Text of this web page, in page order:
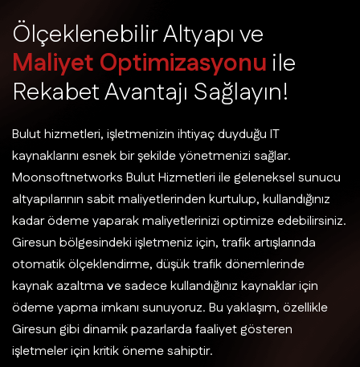
ÖlçeklenebilirAltyapıve
Maliyet Optimizasyonu ile
RekabetAvantajı Sağlayın!
Bulut hizmetleri, işletmenizin ihtiyaç duyduğu IT
kaynaklarını esnek bir şekilde yönetmenizi sağlar.
Moonsoftnetworks Bulut Hizmetleri ile geleneksel sunucu
altyapılarının sabit maliyetlerinden kurtulup, kullandığınız
kadar ödeme yaparak maliyetlerinizi optimize edebilirsiniz.
Giresun bölgesindeki işletmeniz için, trafik artışlarında
otomatik ölçeklendirme, düşük trafik dönemlerinde
kaynak azaltma ve sadece kullandığınız kaynaklar için
ödeme yapma imkanı sunuyoruz. Bu yaklaşım, özellikle
Giresun gibi dinamik pazarlarda faaliyet gösteren
işletmeler için kritik öneme sahiptir.